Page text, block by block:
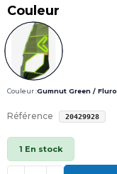
Couleur
Couleur :Gumnut Green / Fluro
Référence 20429928
1 En stock